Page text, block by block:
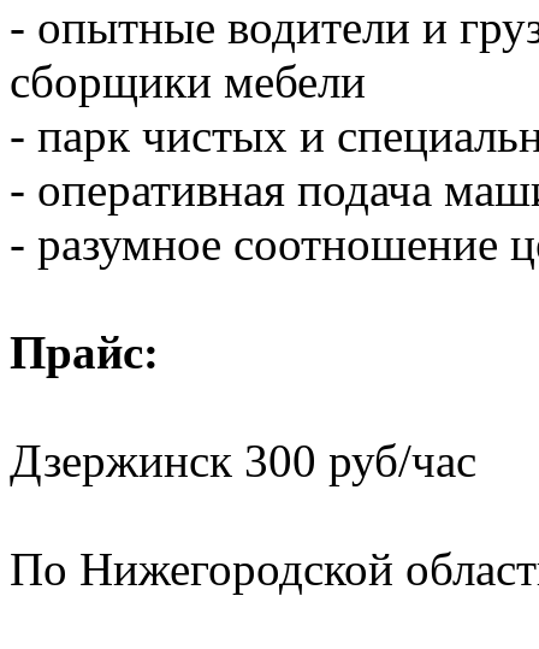
- опытные водители и
сборщики мебели
- парк чистых и
- оперативная подача
- разумное соотношение
Прайс:
Дзержинск 300 руб/час
По Нижегородской